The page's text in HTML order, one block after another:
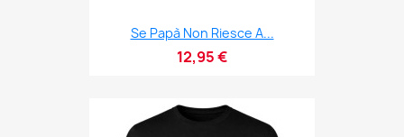
Se Papà Non Riesce A...
12,95 €